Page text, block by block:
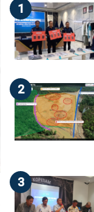
1
2
3